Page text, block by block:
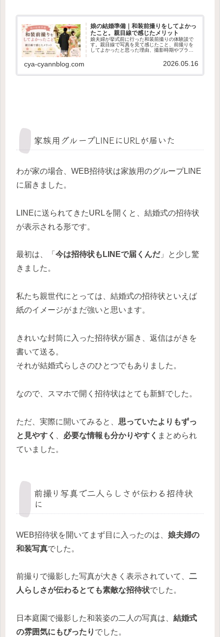
娘の結婚準備｜和装前撮りをしてよかっ
たこと。親目線で感じたメリット
娘夫婦が挙式前に行った和装前撮りの体験談で
す。親目線で写真を見て感じたこと、前撮りを
してよかったと思った理由、撮影時期やプラン
cya-cyannblog.com 2026.05.16
家族用グループLINEにURLが届いた
わが家の場合、WEB招待状は家族用のグループLINE
に届きました。
LINEに送られてきたURLを開くと、結婚式の招待状
が表示される形です。
最初は、「 今は招待状もLINEで届くんだ」と少し驚
きました。
私たち親世代にとっては、結婚式の招待状といえば
紙のイメージがまだ強いと思います。
きれいな封筒に入った招待状が届き、返信はがきを
書いて送る。
それが結婚式らしさのひとつでもありました。
なので、スマホで開く招待状はとても新鮮でした。
ただ、実際に開いてみると、 思っていたよりもずっ
と見やすく
必要な情報も分かりやすく まとめられ
ていました。
前撮り写真で二人らしさが伝わる招待状
に
WEB招待状を開いてまず目に入ったのは、 娘夫婦の
和装写真でした。
前撮りで撮影した写真が大きく表示されていて、 二
人らしさが伝わるとても素敵な招待状でした。
日本庭園で撮影した和装姿の二人の写真は、 結婚式
の雰囲気にもぴったり でした。